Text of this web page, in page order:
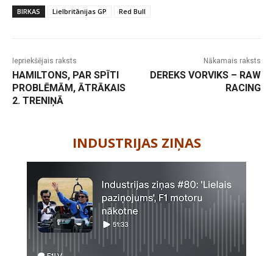
BIRKAS Lielbritānijas GP Red Bull
Iepriekšējais raksts
HAMILTONS, PAR SPĪTI
PROBLĒMĀM, ĀTRĀKAIS
2. TRENIŅĀ
Nākamais raksts
DEREKS VORVIKS – RAW
RACING
INDUSTRIJAS ZIŅAS